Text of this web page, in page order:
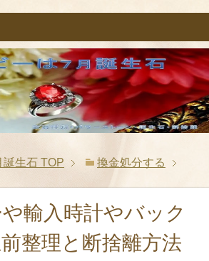
生石 TOP 換金処分する
輸入時計やバック
整理と断捨離方法